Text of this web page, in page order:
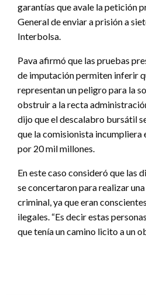
garantías que avale la petición
General de enviar a prisión a
Interbolsa.
Pava afirmó que las pruebas
de imputación permiten inferir
representan un peligro para la
obstruir a la recta
dijo que el descalabro bursátil
que la comisionista incumpliera
por 20 mil millones.
En este caso consideró que las
se concertaron para realizar
criminal, ya que eran
ilegales. “Es decir estas
que tenía un camino licito a un